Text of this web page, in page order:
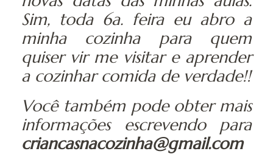
Sim, toda 6a. feira eu abro a
minha cozinha para quem
quiser vir me visitar e aprender
a cozinhar comida de verdade!!
Você também pode obter mais
informações escrevendo para
criancasnacozinha@gmail.com